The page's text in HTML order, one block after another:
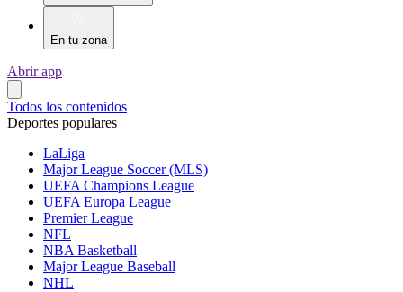
En tu zona
Abrir app
Todos los contenidos
Deportes populares
LaLiga
Major League Soccer (MLS)
UEFA Champions League
UEFA Europa League
Premier League
NFL
NBA Basketball
Major League Baseball
NHL